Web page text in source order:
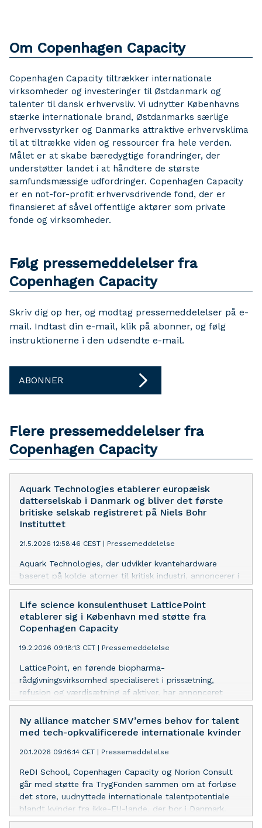
Om Copenhagen Capacity
Copenhagen Capacity tiltrækker internationale
virksomheder og investeringer til Østdanmark og
talenter til dansk erhvervsliv. Vi udnytter Københavns
stærke internationale brand, Østdanmarks særlige
erhvervsstyrker og Danmarks attraktive erhvervsklima
til at tiltrække viden og ressourcer fra hele verden.
Målet er at skabe bæredygtige forandringer, der
understøtter landet i at håndtere de største
samfundsmæssige udfordringer. Copenhagen Capacity
er en not-for-profit erhvervsdrivende fond, der er
finansieret af såvel offentlige aktører som private
fonde og virksomheder.
Følg pressemeddelelser fra
Copenhagen Capacity
Skriv dig op her, og modtag pressemeddelelser på e-
mail. Indtast din e-mail, klik på abonner, og følg
instruktionerne i den udsendte e-mail.
ABONNER
Flere pressemeddelelser fra
Copenhagen Capacity
Aquark Technologies etablerer europæisk
datterselskab i Danmark og bliver det første
britiske selskab registreret på Niels Bohr
Instituttet
21.5.2026 12:58:46 CEST Pressemeddelelse
Aquark Technologies, der udvikler kvantehardware
baseret på kolde atomer til kritisk industri, annoncerer i
dag sin ekspansion til Europa med etableringen af det
danske datterselskab Aquark Technologies ApS.
Life science konsulenthuset LatticePoint
etablerer sig i København med støtte fra
Copenhagen Capacity
19.2.2026 09:18:13 CET Pressemeddelelse
LatticePoint, en førende biopharma-
rådgivningsvirksomhed specialiseret i prissætning,
refusion og værdisætning af aktiver, har annonceret
åbningen af deres nye kontor i København, Danmark.
Det nye kontor er etableret med bistand fra
Copenhagen Capacity, en non-profit organisation, der
Storkøbenhavn-området.
Ny alliance matcher SMV’ernes behov for talent
med tech-opkvalificerede internationale kvinder
20.1.2026 09:16:14 CET Pressemeddelelse
ReDI School, Copenhagen Capacity og Norion Consult
går med støtte fra TrygFonden sammen om at forløse
det store, uudnyttede internationale talentpotentiale
blandt kvinder fra ikke-EU-lande, der bor i Danmark.
Gennem målrettet opkvalificering i efterspurgte tech-